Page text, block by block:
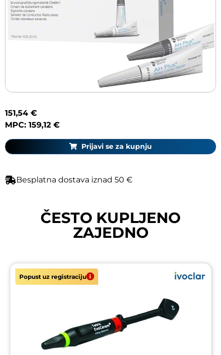
151,54 €
MPC: 159,12 €
Prijavi se za kupnju
Besplatna dostava iznad 50 €
ČESTO KUPLJENO
ZAJEDNO
Popust uz registraciju